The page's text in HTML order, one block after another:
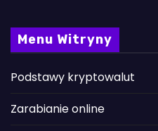
Menu Witryny
Podstawy kryptowalut
Zarabianie online